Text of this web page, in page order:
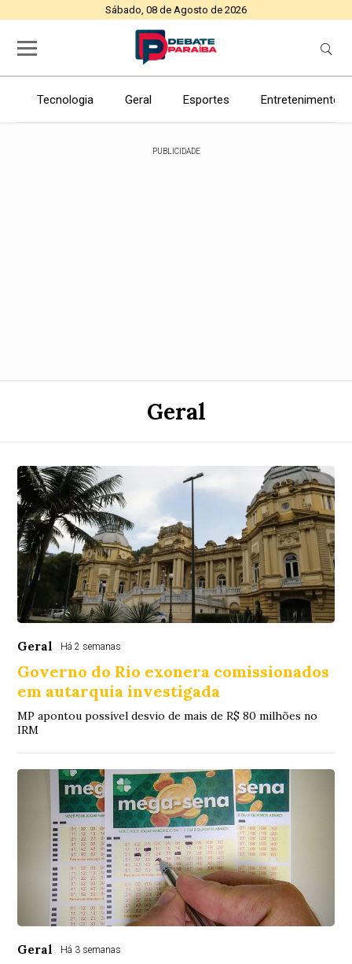
Sábado, 08 de Agosto de 2026
Tecnologia Geral Esportes Entretenimento
PUBLICIDADE
Geral
Geral Há 2 semanas
Governo do Rio exonera comissionados
em autarquia investigada
MP apontou possível desvio de mais de R$ 80 milhões no
IRM
Geral Há 3 semanas